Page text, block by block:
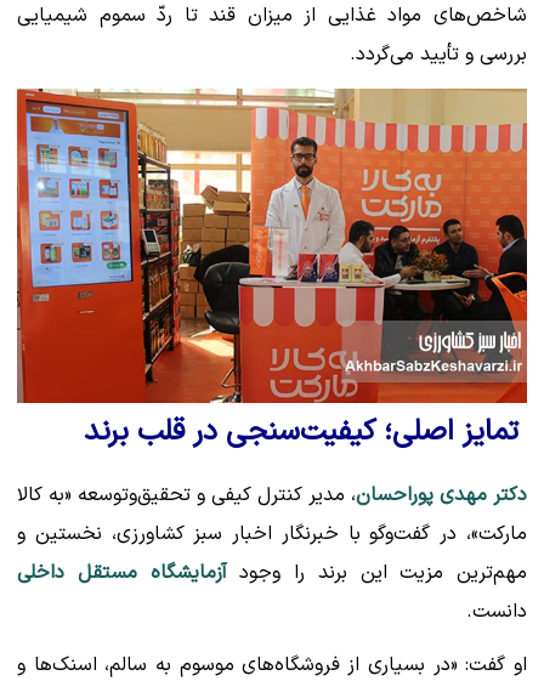
شاخص‌های مواد غذایی از میزان قند تا ردّ سموم شیمیایی
بررسی و تأیید می‌گردد.
تمایز اصلی؛ کیفیت‌سنجی در قلب برند
دکتر مهدی پوراحسان، مدیر کنترل کیفی و تحقیق‌وتوسعه «به کالا
مارکت»، در گفت‌وگو با خبرنگار اخبار سبز کشاورزی، نخستین و
مهم‌ترین مزیت این برند را وجودآزمایشگاه مستقل داخلی
دانست.
او گفت: «در بسیاری از فروشگاه‌های موسوم به سالم، اسنک‌ها و